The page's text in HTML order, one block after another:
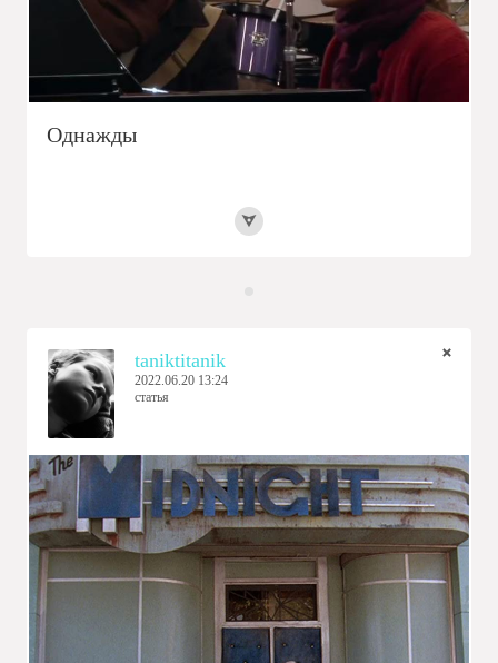
Однажды
taniktitanik
2022.06.20 13:24
статья